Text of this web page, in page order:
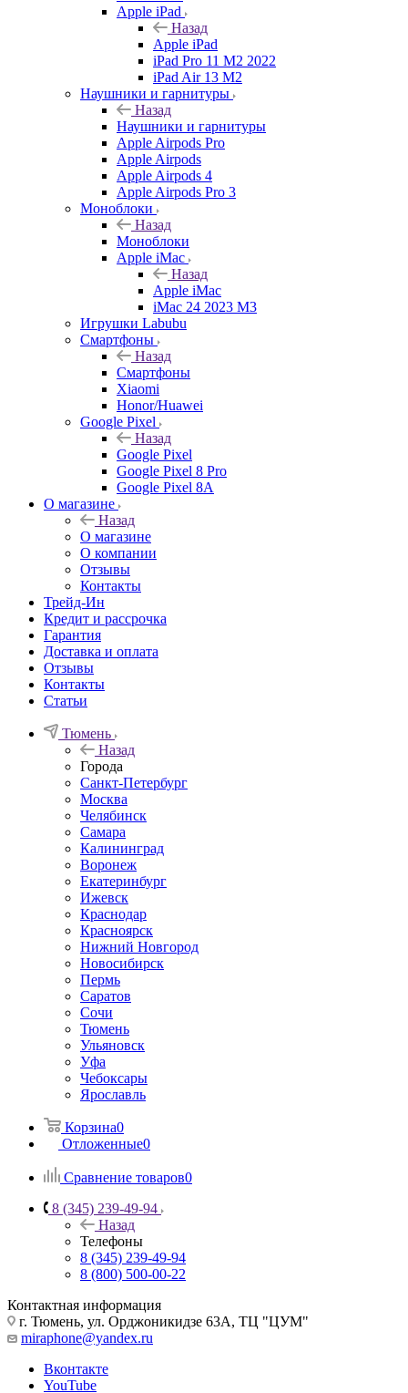
Apple iPad
Назад
Apple iPad
iPad Pro 11 M2 2022
iPad Air 13 M2
Наушники и гарнитуры
Назад
Наушники и гарнитуры
Apple Airpods Pro
Apple Airpods
Apple Airpods 4
Apple Airpods Pro 3
Моноблоки
Назад
Моноблоки
Apple iMac
Назад
Apple iMac
iMac 24 2023 M3
Игрушки Labubu
Смартфоны
Назад
Смартфоны
Xiaomi
Honor/Huawei
Google Pixel
Назад
Google Pixel
Google Pixel 8 Pro
Google Pixel 8A
О магазине
Назад
О магазине
О компании
Отзывы
Контакты
Трейд-Ин
Кредит и рассрочка
Гарантия
Доставка и оплата
Отзывы
Контакты
Статьи
Тюмень
Назад
Города
Санкт-Петербург
Москва
Челябинск
Самара
Калининград
Воронеж
Екатеринбург
Ижевск
Краснодар
Красноярск
Нижний Новгород
Новосибирск
Пермь
Саратов
Сочи
Тюмень
Ульяновск
Уфа
Чебоксары
Ярославль
Корзина0
Отложенные0
Сравнение товаров0
8 (345) 239-49-94
Назад
Телефоны
8 (345) 239-49-94
8 (800) 500-00-22
Контактная информация
г. Тюмень, ул. Орджоникидзе 63А, ТЦ "ЦУМ"
miraphone@yandex.ru
Вконтакте
YouTube